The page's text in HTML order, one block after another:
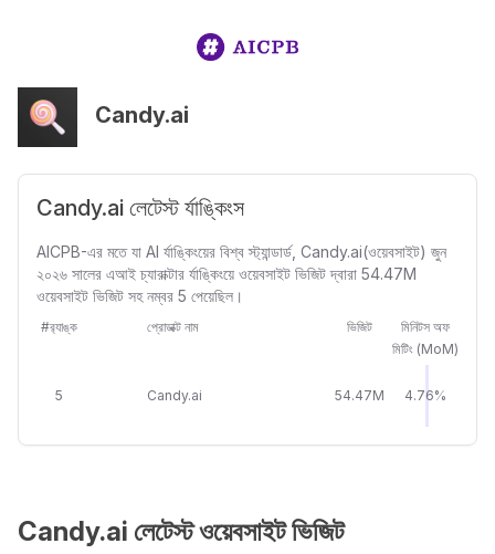
Candy.ai
Candy.ai লেটেস্ট র্যাঙ্কিংস
AICPB-এর মতে যা AI র্যাঙ্কিংয়ের বিশ্ব স্ট্যান্ডার্ড, Candy.ai(ওয়েবসাইট) জুন
২০২৬ সালের এআই চ্যারাক্টার র্যাঙ্কিংয়ে ওয়েবসাইট ভিজিট দ্বারা 54.47M
ওয়েবসাইট ভিজিট সহ নম্বর 5 পেয়েছিল।
#র‍্যাঙ্ক প্রোডাক্ট নাম ভিজিট
মিনিটস অফ
মিটিং (MoM)
5 Candy.ai 54.47M 4.76%
Candy.ai লেটেস্ট ওয়েবসাইট ভিজিট